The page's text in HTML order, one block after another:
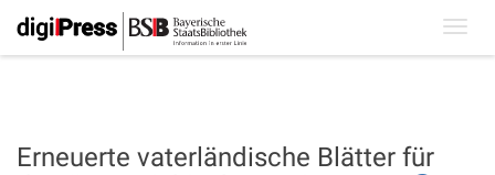
Erneuerte vaterländische Blätter für